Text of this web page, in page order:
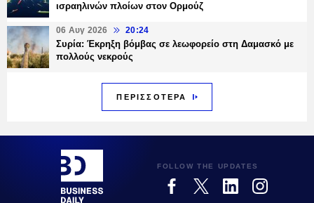
ισραηλινών πλοίων στον Ορμούζ
06 Αυγ 2026 20:24
Συρία: Έκρηξη βόμβας σε λεωφορείο στη Δαμασκό με
πολλούς νεκρούς
ΠΕΡΙΣΣΟΤΕΡΑ
FOLLOW THE UPDATES